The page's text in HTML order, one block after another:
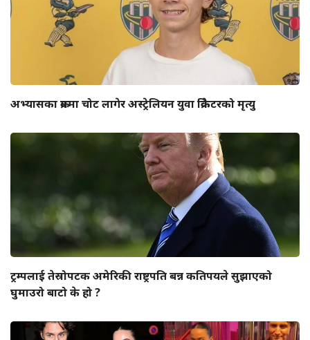
अभ्यासका क्रममा चोट लागेर अस्ट्रेलियन युवा क्रिकेटरको मृत्यु
ट्रम्पलाई तेस्रोपटक अमेरिकी राष्ट्रपति बन्न कतिपयले सुझाएको
घुमाउरो बाटो के हो ?